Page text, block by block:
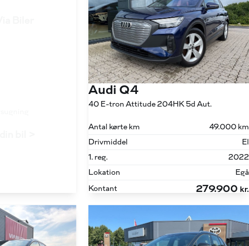
Audi Q4
40 E-tron Attitude 204HK 5d Aut.
Antal kørte km
49.000 km
Drivmiddel
El
1. reg.
2022
Lokation
Egå
Kontant
279.900 kr.